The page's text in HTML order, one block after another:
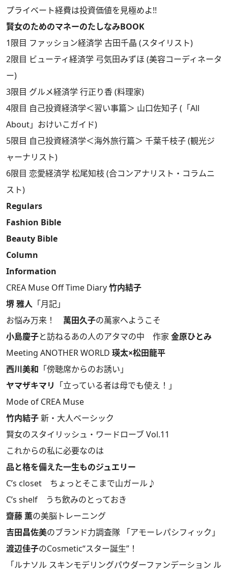
プライベート経費は投資価値を見極めよ!!
賢女のためのマネーのたしなみBOOK
1限目 ファッション経済学 古田千晶 (スタイリスト)
2限目 ビューティ経済学 弓気田みずほ (美容コーディネータ
ー)
3限目 グルメ経済学 行正り香 (料理家)
4限目 自己投資経済学＜習い事篇＞ 山口佐知子 (「All
About」おけいこガイド)
5限目 自己投資経済学＜海外旅行篇＞ 千葉千枝子 (観光ジ
ャーナリスト)
6限目 恋愛経済学 松尾知枝 (合コンアナリスト・コラムニ
スト)
Regulars
Fashion Bible
Beauty Bible
Column
Information
CREA Muse Off Time Diary竹内結子
堺 雅人 「月記」
お悩み万来！ 萬田久子の萬家へようこそ
小島慶子と訪ねるあの人のアタマの中 作家 金原ひとみ
Meeting ANOTHER WORLD 瑛太×松田龍平
西川美和 「傍聴席からのお誘い」
ヤマザキマリ 「立っている者は母でも使え！」
Mode of CREA Muse
竹内結子新・大人ベーシック
賢女のスタイリッシュ・ワードローブ Vol.11
これからの私に必要なのは
品と格を備えた一生ものジュエリー
C’s closet ちょっとそこまで山ガール♪
C’s shelf うち飲みのとっておき
齋藤 薫の美脳トレーニング
吉田昌佐美のブランド力調査隊 「アモーレパシフィック」
渡辺佳子のCosmetic“スター誕生”！
「ルナソル スキンモデリングパウダーファンデーション ル